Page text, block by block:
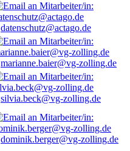
datenschutz@actago.de
marianne.baier@vg-zolling.de
silvia.beck@vg-zolling.de
dominik.berger@vg-zolling.de